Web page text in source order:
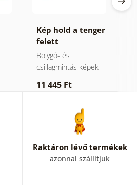
Kép hold a tenger
felett
Bolygó- és
csillagmintás képek
11 445 Ft
Raktáron lévő termékek
azonnal szállítjuk